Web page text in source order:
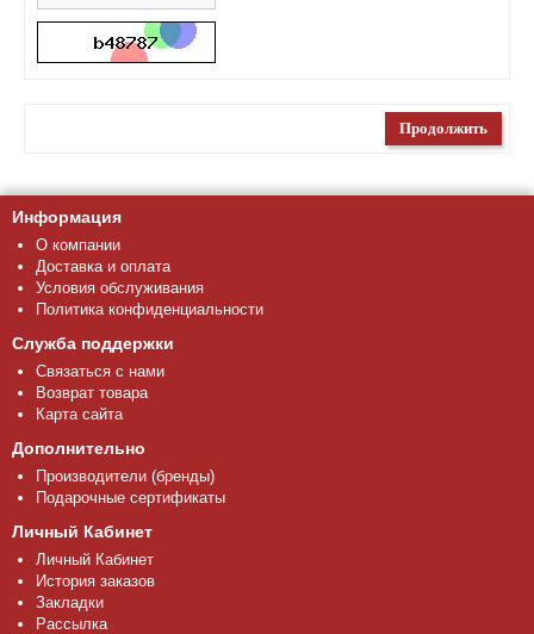
Информация
О компании
Доставка и оплата
Условия обслуживания
Политика конфиденциальности
Служба поддержки
Связаться с нами
Возврат товара
Карта сайта
Дополнительно
Производители (бренды)
Подарочные сертификаты
Личный Кабинет
Личный Кабинет
История заказов
Закладки
Рассылка